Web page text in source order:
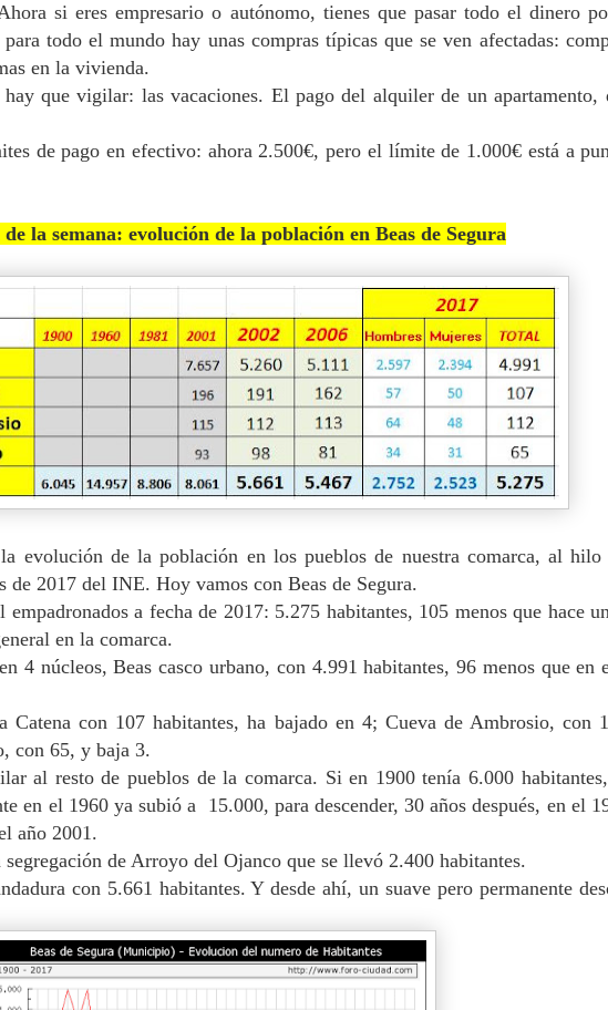
si eres empresario o autónomo, tienes que pasar todo el dinero
para todo el mundo hay unas compras típicas que se ven afectadas:
en la vivienda.
que vigilar: las vacaciones. El pago del alquiler de un apartamento,
de pago en efectivo: ahora 2.500€, pero el límite de 1.000€ está a
la semana: evolución de la población en Beas de Segura
evolución de la población en los pueblos de nuestra comarca, al hilo
de 2017 del INE. Hoy vamos con Beas de Segura.
a fecha de 2017: 5.275 habitantes, 105 menos que hace
en la comarca.
4 núcleos, Beas casco urbano, con 4.991 habitantes, 96 menos que en
Catena con 107 habitantes, ha bajado en 4; Cueva de Ambrosio, con
con 65, y baja 3.
al resto de pueblos de la comarca. Si en 1900 tenía 6.000
en el 1960 ya subió a 15.000, para descender, 30 años después, en el
año 2001.
de Arroyo del Ojanco que se llevó 2.400 habitantes.
con 5.661 habitantes. Y desde ahí, un suave pero permanente